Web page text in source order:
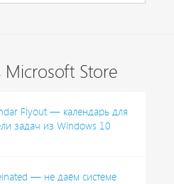
Store
Flyout — календарь для
задач из Windows 10
— не даём системе